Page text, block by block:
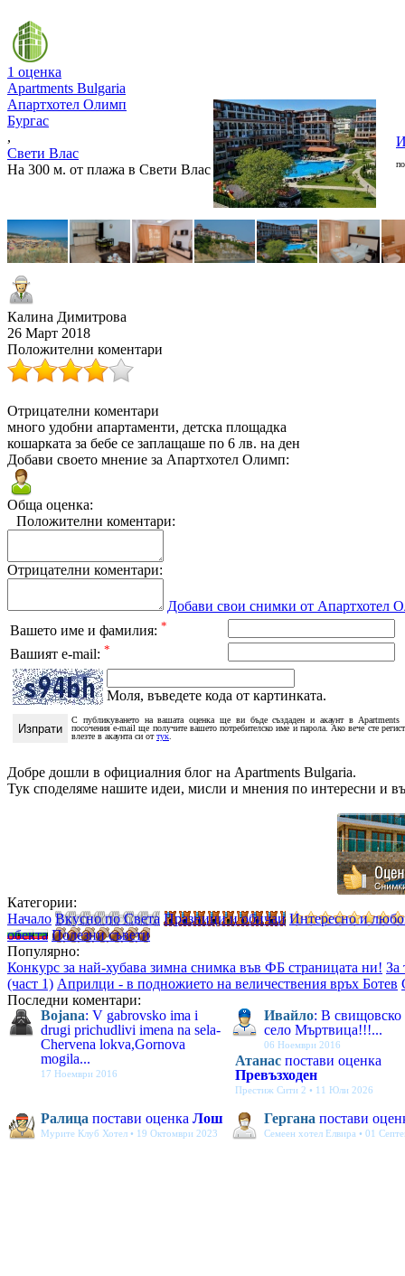
1 оценка
Apartments Bulgaria
Апартхотел Олимп
Бургас
,
Свети Влас
На 300 м. от плажа в Свети Влас
Калина Димитрова
26 Март 2018
Положителни коментари
Отрицателни коментари
много удобни апартаменти, детска площадка
кошарката за бебе се заплащаше по 6 лв. на ден
Добави своето мнение за Апартхотел Олимп:
Обща оценка:
Положителни коментари:
Отрицателни коментари:
Добави свои снимки от Апартхотел
Вашето име и фамилия: *
Вашият e-mail: *
Моля, въведете кода от картинката.
С публикуването на вашата оценка ще ви бъде създаден и акаунт в
посочения e-mail ще получите вашето потребителско име и парола. Ако вече сте
влезте в акаунта си оттук
Добре дошли в официалния блог на Apartments Bulgaria.
Тук споделяме нашите идеи, мисли и мнения по интересни и
Категории:
Начало Вкусно по Света Празници и обичаи Интересно и
обекта Полезни съвети
Популярно:
Конкурс за най-хубава зимна снимка във ФБ страницата ни! За
(част 1) Априлци - в подножието на величествения връх Ботев
Последни коментари:
Bojana: V gabrovsko ima i
drugi prichudlivi imena na sela-
Chervena lokva,Gornova
mogila...
17 Ноември 2016
Ивайло: В свищовско
село Мъртвица!!!...
06 Ноември 2016
Атанас постави оценка
Превъзходен
Престиж Сити 2 • 11 Юли 2026
Ралица постави оценка Лош
Мурите Клуб Хотел • 19 Октомври 2023
Гергана постави
Семеен хотел Елвира • 01